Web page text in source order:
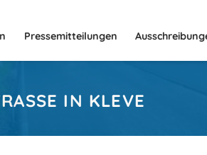
Pressemitteilungen
IN KLEVE